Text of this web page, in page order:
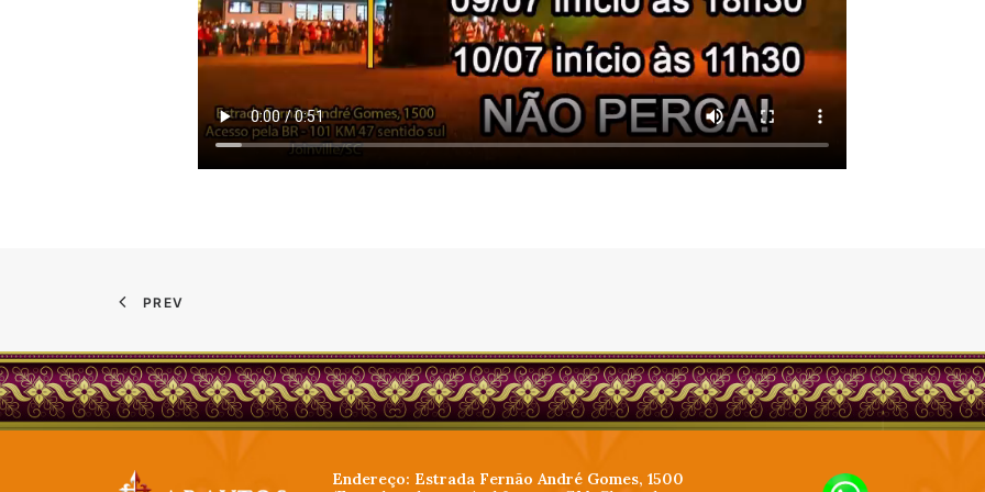
PREV
Endereço: Estrada Fernão André Gomes, 1500